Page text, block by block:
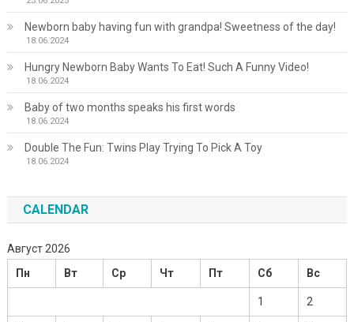
Newborn baby having fun with grandpa! Sweetness of the day!
18.06.2024
Hungry Newborn Baby Wants To Eat! Such A Funny Video!
18.06.2024
Baby of two months speaks his first words
18.06.2024
Double The Fun: Twins Play Trying To Pick A Toy
18.06.2024
CALENDAR
Август 2026
Пн
Вт Ср Чт Пт Сб Вс
1 2